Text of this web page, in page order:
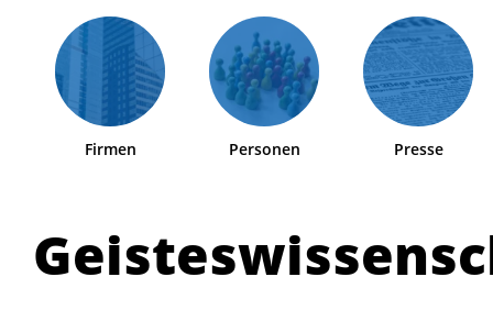
Firmen Personen Presse